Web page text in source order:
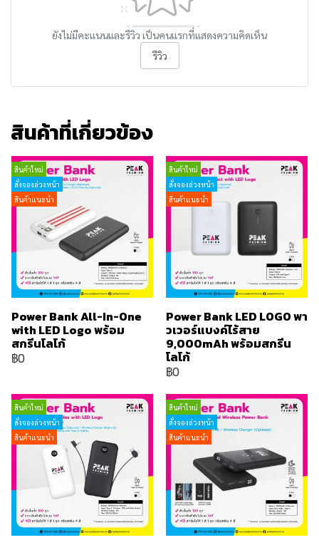
ยังไม่มีคะแนนและรีวิว เป็นคนแรกที่แสดงความคิดเห็น
รีวิว
สินค้าที่เกี่ยวข้อง
สินค้าใหม่
สั่งจองล่วงหน้า
สินค้าแนะนำ
Power Bank All-In-One
with LED Logo พร้อม
สกรีนโลโก้
฿0
สินค้าใหม่
สั่งจองล่วงหน้า
สินค้าแนะนำ
Power Bank LED LOGO พา
วเวอร์แบงค์ไร้สาย
9,000mAh พร้อมสกรีน
โลโก้
฿0
สินค้าใหม่
สั่งจองล่วงหน้า
สินค้าแนะนำ
สินค้าใหม่
สั่งจองล่วงหน้า
สินค้าแนะนำ